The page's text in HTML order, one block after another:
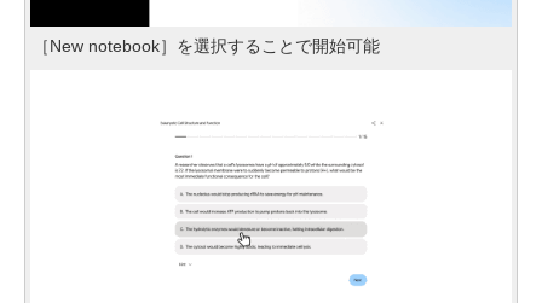
［New notebook］を選択することで開始可能